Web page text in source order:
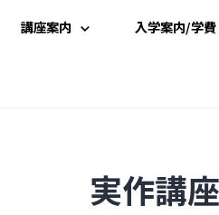
講座案内 入学案内/学費
説明会・見学
実作講